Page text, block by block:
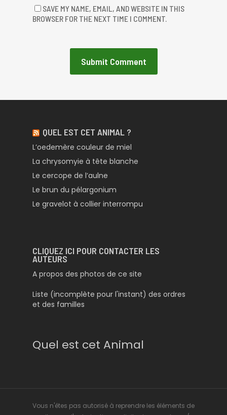
SAVE MY NAME, EMAIL, AND WEBSITE IN THIS
BROWSER FOR THE NEXT TIME I COMMENT.
QUEL EST CET ANIMAL ?
L’oedemère couleur de miel
La chrysomyie à tête blanche
Le cercope de l’aulne
Le brun du pélargonium
Le gravelot à collier interrompu
CLIQUEZ ICI POUR CONTACTER LES
AUTEURS
A propos des photos de ce site
Liste (incomplète pour l'instant) des ordres
et des familles
Quel est cet Animal
Vous n'êtes pas autorisé à reprendre les éléments de